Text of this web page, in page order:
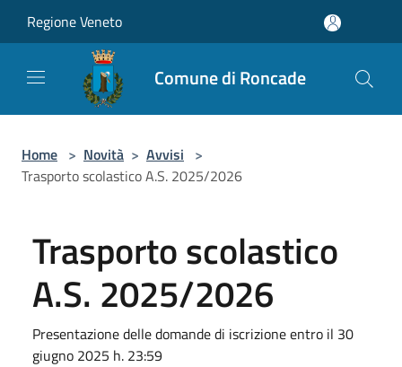
Regione Veneto
Comune di Roncade
Home > Novità > Avvisi >
Trasporto scolastico A.S. 2025/2026
Trasporto scolastico
A.S. 2025/2026
Presentazione delle domande di iscrizione entro il 30
giugno 2025 h. 23:59